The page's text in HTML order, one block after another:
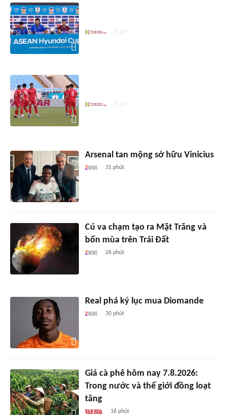
8 giờ
9 giờ
Arsenal tan mộng sở hữu Vinicius
31 phút
Cú va chạm tạo ra Mặt Trăng và
bốn mùa trên Trái Đất
26 phút
Real phá kỷ lục mua Diomande
30 phút
Giá cà phê hôm nay 7.8.2026:
Trong nước và thế giới đồng loạt
tăng
16 phút